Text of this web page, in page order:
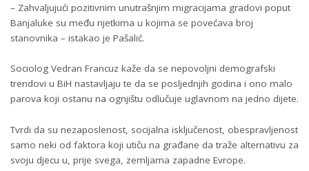
– Zahvaljujući pozitivnim unutrašnjim migracijama gradovi poput
Banjaluke su među rijetkima u kojima se povećava broj
stanovnika – istakao je Pašalić.
Sociolog Vedran Francuz kaže da se nepovoljni demografski
trendovi u BiH nastavljaju te da se posljednjih godina i ono malo
parova koji ostanu na ognjištu odlučuje uglavnom na jedno dijete.
Tvrdi da su nezaposlenost, socijalna isključenost, obespravljenost
samo neki od faktora koji utiču na građane da traže alternativu za
svoju djecu u, prije svega, zemljama zapadne Evrope.